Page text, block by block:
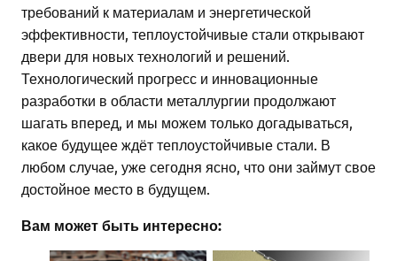
требований к материалам и энергетической
эффективности, теплоустойчивые стали открывают
двери для новых технологий и решений.
Технологический прогресс и инновационные
разработки в области металлургии продолжают
шагать вперед, и мы можем только догадываться,
какое будущее ждёт теплоустойчивые стали. В
любом случае, уже сегодня ясно, что они займут свое
достойное место в будущем.
Вам может быть интересно: